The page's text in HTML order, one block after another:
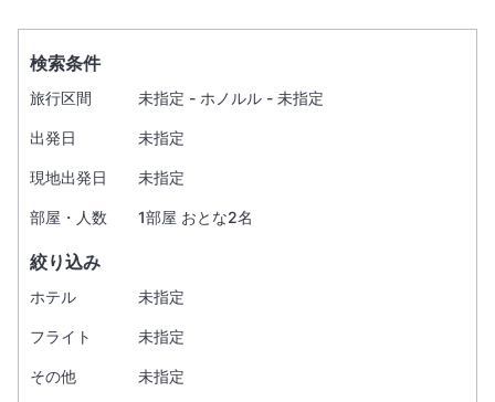
検索条件
旅行区間 未指定 - ホノルル - 未指定
出発日 未指定
現地出発日 未指定
部屋・人数 1部屋 おとな2名
絞り込み
ホテル 未指定
フライト 未指定
その他 未指定